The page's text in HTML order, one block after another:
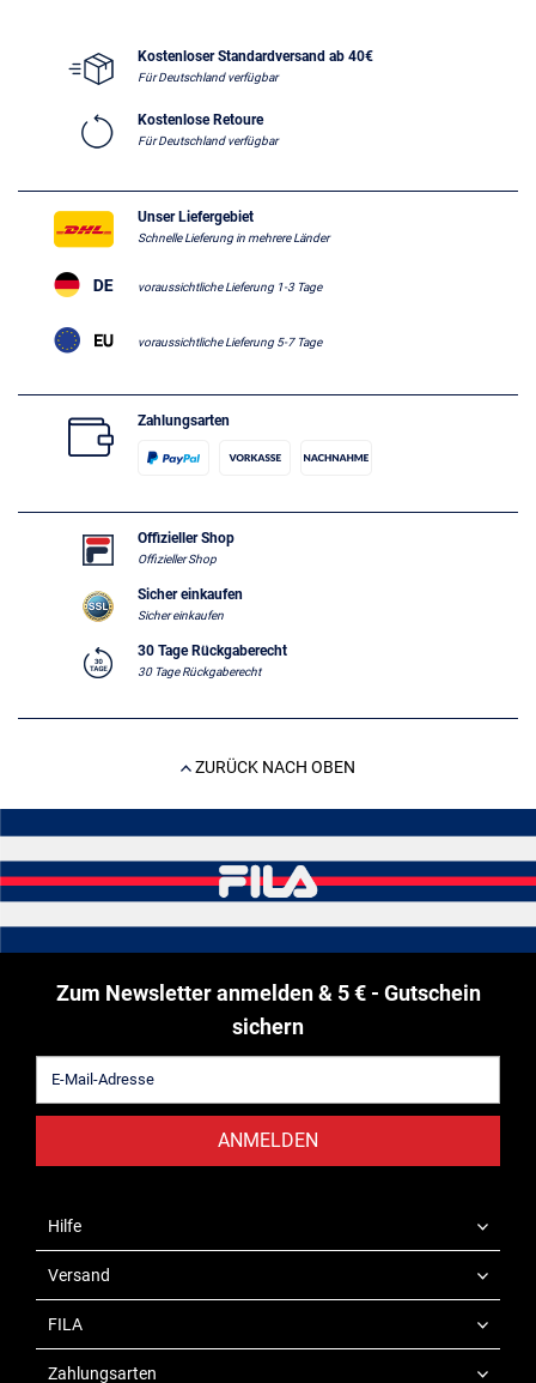
Kostenloser Standardversand ab 40€
Für Deutschland verfügbar
Kostenlose Retoure
Für Deutschland verfügbar
Unser Liefergebiet
Schnelle Lieferung in mehrere Länder
voraussichtliche Lieferung 1-3 Tage
voraussichtliche Lieferung 5-7 Tage
Zahlungsarten
Offizieller Shop
Offizieller Shop
Sicher einkaufen
Sicher einkaufen
30 Tage Rückgaberecht
30 Tage Rückgaberecht
ZURÜCK NACH OBEN
Zum Newsletter anmelden & 5 € - Gutschein
sichern
ANMELDEN
Hilfe
Versand
FILA
Zahlungsarten